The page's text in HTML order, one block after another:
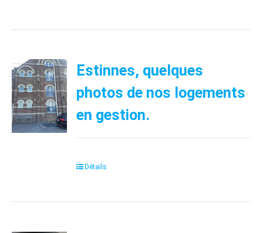
Estinnes, quelques
photos de nos logements
en gestion.
Détails